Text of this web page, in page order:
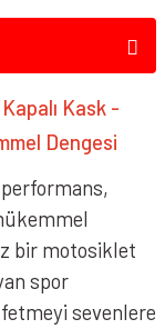
Kask -
Dengesi
bir motosiklet
spor
sevenlere